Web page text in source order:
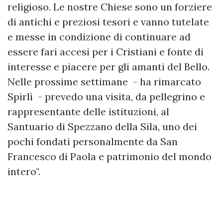
religioso. Le nostre Chiese sono un forziere
di antichi e preziosi tesori e vanno tutelate
e messe in condizione di continuare ad
essere fari accesi per i Cristiani e fonte di
interesse e piacere per gli amanti del Bello.
Nelle prossime settimane - ha rimarcato
Spirlì - prevedo una visita, da pellegrino e
rappresentante delle istituzioni, al
Santuario di Spezzano della Sila, uno dei
pochi fondati personalmente da San
Francesco di Paola e patrimonio del mondo
intero".